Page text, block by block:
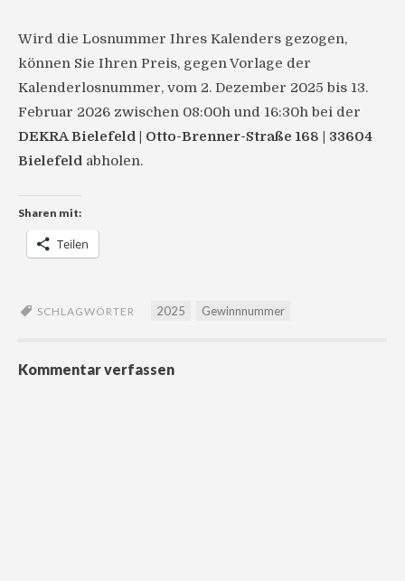
Wird die Losnummer Ihres Kalenders gezogen,
können Sie Ihren Preis, gegen Vorlage der
Kalenderlosnummer, vom 2. Dezember 2025 bis 13.
Februar 2026 zwischen 08:00h und 16:30h bei der
DEKRA Bielefeld | Otto-Brenner-Straße 168 | 33604
Bielefeld abholen.
Sharen mit:
Teilen
SCHLAGWÖRTER 2025 Gewinnnummer
Kommentar verfassen